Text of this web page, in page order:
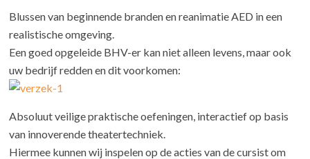
Blussen van beginnende branden en reanimatie AED in een
realistische omgeving.
Een goed opgeleide BHV-er kan niet alleen levens, maar ook
uw bedrijf redden en dit voorkomen:
Absoluut veilige praktische oefeningen, interactief op basis
van innoverende theatertechniek.
Hiermee kunnen wij inspelen op de acties van de cursist om